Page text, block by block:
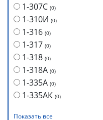
1-307С (0)
1-310И (0)
1-316 (0)
1-317 (0)
1-318 (0)
1-318А (0)
1-335А (0)
1-335АК (0)
Показать все